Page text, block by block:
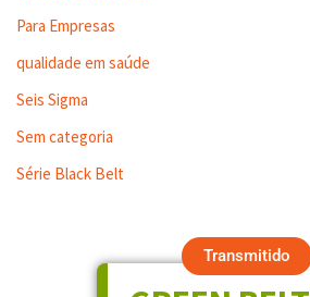
Para Empresas
qualidade em saúde
Seis Sigma
Sem categoria
Série Black Belt
Transmitido